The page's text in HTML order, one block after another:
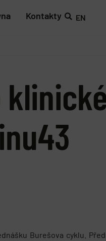
Kontakty EN
klinické
Burešova cyklu.